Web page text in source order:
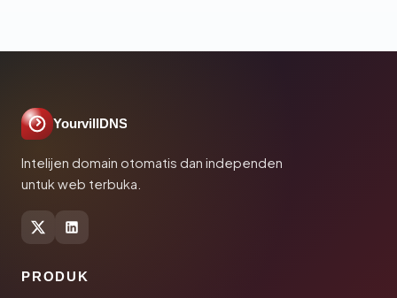
YourvillDNS
Intelijen domain otomatis dan independen
untuk web terbuka.
PRODUK